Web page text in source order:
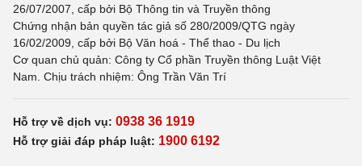
26/07/2007, cấp bởi Bộ Thông tin và Truyền thông
Chứng nhận bản quyền tác giả số 280/2009/QTG ngày
16/02/2009, cấp bởi Bộ Văn hoá - Thể thao - Du lịch
Cơ quan chủ quản: Công ty Cổ phần Truyền thông Luật Việt
Nam. Chịu trách nhiệm: Ông Trần Văn Trí
Hỗ trợ về dịch vụ: 0938 36 1919
Hỗ trợ giải đáp pháp luật: 1900 6192